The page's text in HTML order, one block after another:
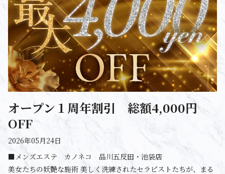
オープン１周年割引 総額4,000円
OFF
2026年05月24日
■メンズエステ カノネコ 品川五反田・池袋店
美女たちの妖艶な施術 美しく洗練されたセラピストたちが、まる